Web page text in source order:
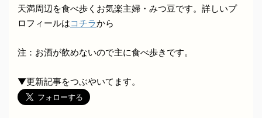
天満周辺を食べ歩くお気楽主婦・みつ豆です。詳しいプ
ロフィールはコチラから
注：お酒が飲めないので主に食べ歩きです。
▼更新記事をつぶやいてます。